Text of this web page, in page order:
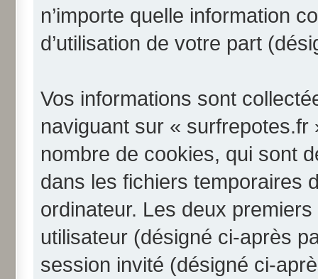
n’importe quelle information
d’utilisation de votre part
Vos informations sont
naviguant sur «
nombre de cookies, qui sont
dans les fichiers temporaires
ordinateur. Les deux
utilisateur (désigné ci-après
session invité (désigné ci-